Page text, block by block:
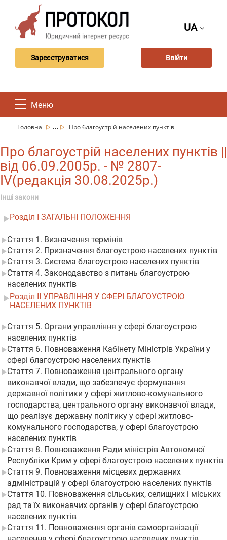
UA
Зареєструватися Ввійти
Меню
Головна ... Про благоустрій населених пунктів
Про благоустрій населених пунктів ||
від 06.09.2005р. - № 2807-
IV(редакція 30.08.2025р.)
Інші закони
Розділ I ЗАГАЛЬНІ ПОЛОЖЕННЯ
Стаття 1. Визначення термінів
Стаття 2. Призначення благоустрою населених пунктів
Стаття 3. Система благоустрою населених пунктів
Стаття 4. Законодавство з питань благоустрою
населених пунктів
Розділ II УПРАВЛІННЯ У СФЕРІ БЛАГОУСТРОЮ
НАСЕЛЕНИХ ПУНКТІВ
Стаття 5. Органи управління у сфері благоустрою
населених пунктів
Стаття 6. Повноваження Кабінету Міністрів України у
сфері благоустрою населених пунктів
Стаття 7. Повноваження центрального органу
виконавчої влади, що забезпечує формування
державної політики у сфері житлово-комунального
господарства, центрального органу виконавчої влади,
що реалізує державну політику у сфері житлово-
комунального господарства, у сфері благоустрою
населених пунктів
Стаття 8. Повноваження Ради міністрів Автономної
Республіки Крим у сфері благоустрою населених пунктів
Стаття 9. Повноваження місцевих державних
адміністрацій у сфері благоустрою населених пунктів
Стаття 10. Повноваження сільських, селищних і міських
рад та їх виконавчих органів у сфері благоустрою
населених пунктів
Стаття 11. Повноваження органів самоорганізації